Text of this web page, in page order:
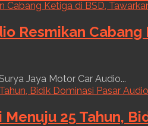
Resmikan
Jaya Motor Car Audio...
Menuju 25 Tahun,